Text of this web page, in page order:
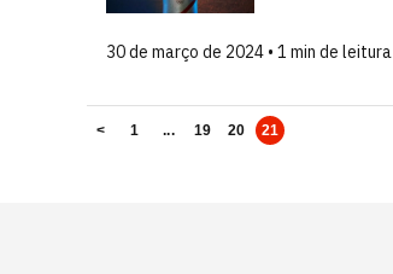
30 de março de 2024 • 1 min de leitura
< 1 ... 19 20 21